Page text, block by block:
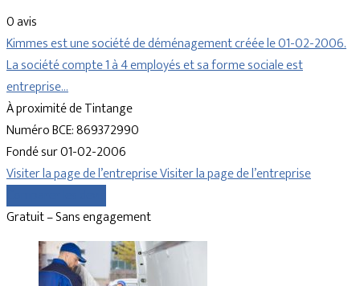
0 avis
Kimmes est une société de déménagement créée le 01-02-2006.
La société compte 1 à 4 employés et sa forme sociale est
entreprise…
À proximité de Tintange
Numéro BCE: 869372990
Fondé sur 01-02-2006
Visiter la page de l’entrepriseVisiter la page de l’entreprise
Gratuit – Sans engagement